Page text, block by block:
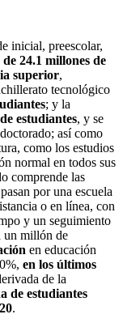
inicial, preescolar,
de 24.1 millones de
superior,
tecnológico
; y la
estudiantes, y se
así como
como los estudios
normal en todos sus
comprende las
por una escuela
o en línea, con
y un seguimiento
un millón de
en educación
en los últimos
de la
de estudiantes
.